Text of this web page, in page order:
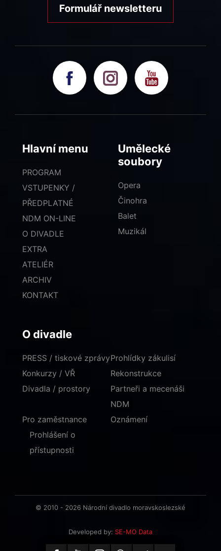
Formulář newsletteru
Hlavní menu
PROGRAM
VSTUPENKY /
PŘEDPLATNÉ
NDM ON-LINE
O DIVADLE
EXTRA
ATELIÉR
ARCHIV
KONTAKT
Umělecké
soubory
Opera
Činohra
Balet
Muzikál
O divadle
PRESS / tiskové zprávy
Konkurzy / VŘ
Divadla / prostory
Prohlídky zákulisí
Rekonstrukce
Partneři a mecenáši
NDM
Pro zaměstnance
Oznámení
Prohlášení o
přístupnosti
© 2010 - 2026 Národní divadlo moravskoslezské
Developed by: SE-MO Data